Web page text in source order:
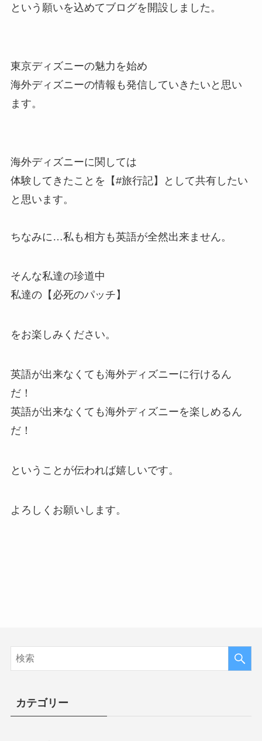
という願いを込めてブログを開設しました。
東京ディズニーの魅力 を始め
海外ディズニーの情報 も発信していきたいと思い
ます。
海外ディズニーに関しては
体験してきたことを【#旅行記】として共有したい
と思います。
ちなみに…私も相方も英語が全然出来ません。
そんな私達の珍道中
私達の【必死のパッチ】
をお楽しみください。
英語が出来なくても海外ディズニーに行けるん
だ！
英語が出来なくても海外ディズニーを楽しめるん
だ！
ということが伝われば嬉しいです。
よろしくお願いします。
カテゴリー